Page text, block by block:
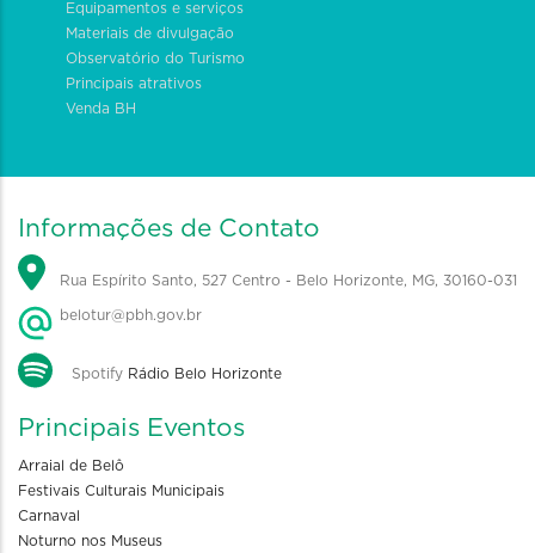
Equipamentos e serviços
Materiais de divulgação
Observatório do Turismo
Principais atrativos
Venda BH
Informações de Contato
Rua Espírito Santo, 527 Centro - Belo Horizonte, MG, 30160-031
belotur@pbh.gov.br
Spotify Rádio Belo Horizonte
Principais Eventos
Arraial de Belô
Festivais Culturais Municipais
Carnaval
Noturno nos Museus